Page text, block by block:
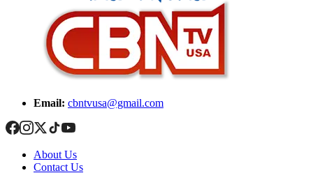
Email: cbntvusa@gmail.com
About Us
Contact Us